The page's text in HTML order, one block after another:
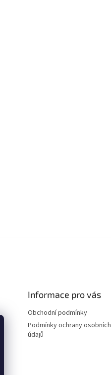
Informace pro vás
Obchodní podmínky
Podmínky ochrany osobních
údajů